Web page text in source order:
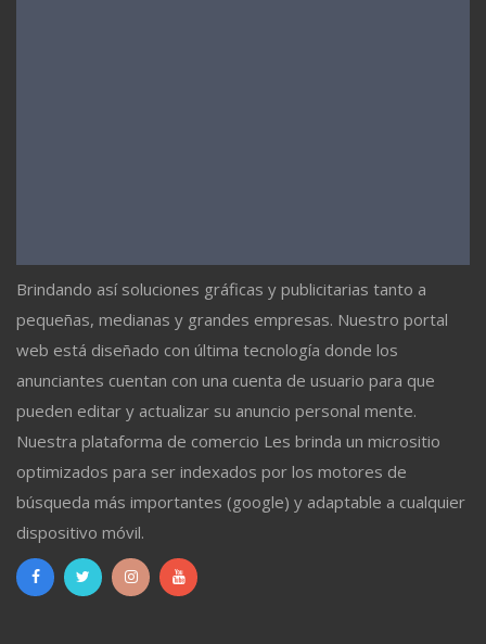
Brindando así soluciones gráficas y publicitarias tanto a
pequeñas, medianas y grandes empresas. Nuestro portal
web está diseñado con última tecnología donde los
anunciantes cuentan con una cuenta de usuario para que
pueden editar y actualizar su anuncio personal mente.
Nuestra plataforma de comercio Les brinda un micrositio
optimizados para ser indexados por los motores de
búsqueda más importantes (google) y adaptable a cualquier
dispositivo móvil.